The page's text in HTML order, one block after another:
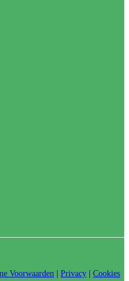
Voorwaarden Privacy
Cookies